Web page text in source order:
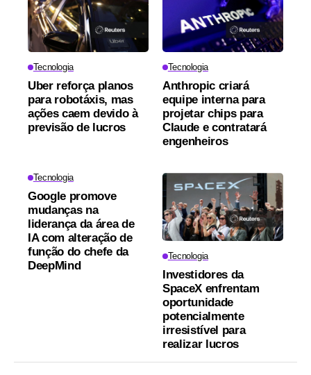
Tecnologia
Uber reforça planos
para robotáxis, mas
ações caem devido à
previsão de lucros
Tecnologia
Anthropic criará
equipe interna para
projetar chips para
Claude e contratará
engenheiros
Tecnologia
Google promove
mudanças na
liderança da área de
IA com alteração de
função do chefe da
DeepMind
Tecnologia
Investidores da
SpaceX enfrentam
oportunidade
potencialmente
irresistível para
realizar lucros